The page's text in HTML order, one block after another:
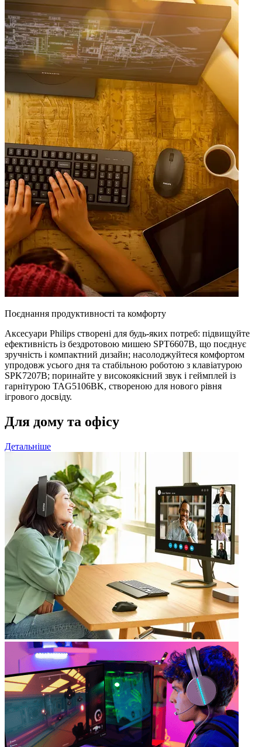
Поєднання продуктивності та комфорту
Аксесуари Philips створені для будь-яких потреб: підвищуйте
ефективність із бездротовою мишею SPT6607B, що поєднує
зручність і компактний дизайн; насолоджуйтеся комфортом
упродовж усього дня та стабільною роботою з клавіатурою
SPK7207B; поринайте у високоякісний звук і геймплей із
гарнітурою TAG5106BK, створеною для нового рівня
ігрового досвіду.
Для дому та офісу
Детальніше